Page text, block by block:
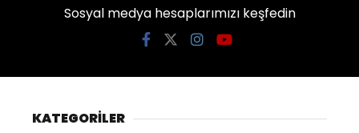
Sosyal medya hesaplarımızı keşfedin
KATEGORİLER